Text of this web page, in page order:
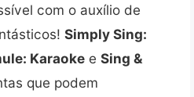
com o auxílio de
Simply Sing:
Karaoke e Sing &
que podem